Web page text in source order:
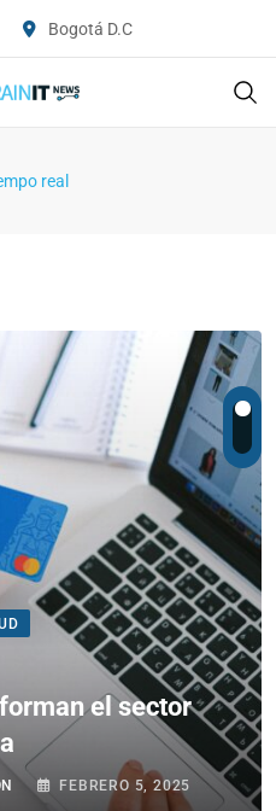
Bogotá D.C
real
el sector
FEBRERO 5, 2025